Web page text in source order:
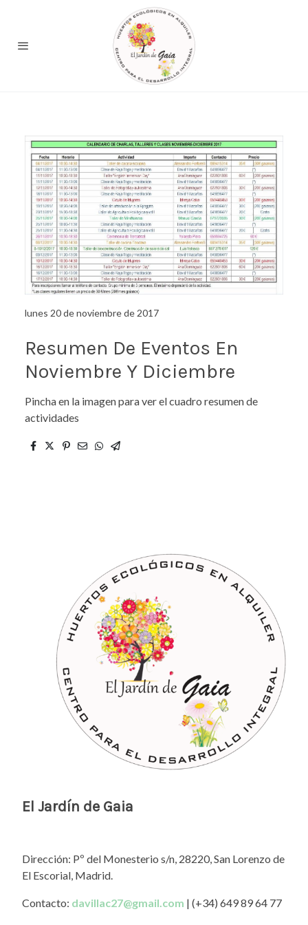
lunes 20 de noviembre de 2017
Resumen De Eventos En
Noviembre Y Diciembre
Pincha en la imagen para ver el cuadro resumen de
actividades
El Jardín de Gaia
Dirección: Pº del Monesterio s/n, 28220, San Lorenzo de
El Escorial, Madrid.
Contacto: davillac27@gmail.com | (+34) 649 89 64 77